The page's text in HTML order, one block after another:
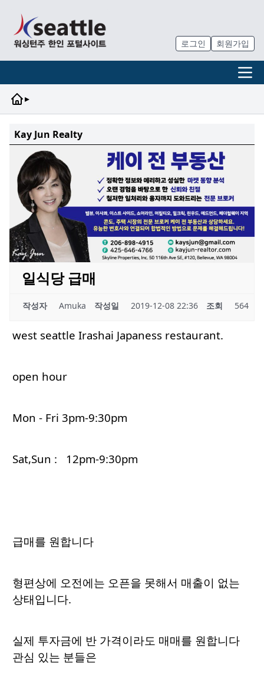
로그인 회원가입
▸
Kay Jun Realty
일식당 급매
작성자 Amuka 작성일 2019-12-08 22:36 조회 564
west seattle Irashai Japaness restaurant.
open hour
Mon - Fri 3pm-9:30pm
Sat,Sun : 12pm-9:30pm
급매를 원합니다
형편상에 오전에는 오픈을 못해서 매출이 없는
상태입니다.
실제 투자금에 반 가격이라도 매매를 원합니다
관심 있는 분들은